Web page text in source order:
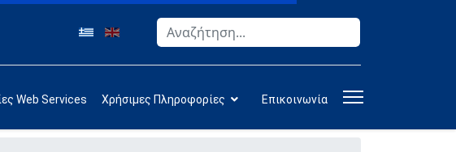
Αναζήτηση
Web Services Χρήσιμες Πληροφορίες Επικοινωνία